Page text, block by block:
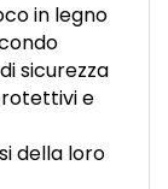
in legno
sicurezza
e
della loro